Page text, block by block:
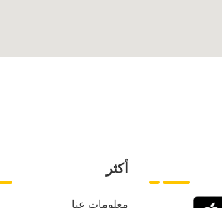
أكثر
معلومات عنا